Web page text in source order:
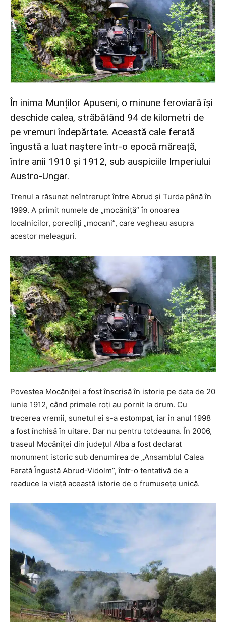
În inima Munților Apuseni, o minune feroviară își
deschide calea, străbătând 94 de kilometri de
pe vremuri îndepărtate. Această cale ferată
îngustă a luat naștere într-o epocă măreață,
între anii 1910 și 1912, sub auspiciile Imperiului
Austro-Ungar.
Trenul a răsunat neîntrerupt între Abrud și Turda până în
1999. A primit numele de „mocăniță” în onoarea
localnicilor, porecliți „mocani”, care vegheau asupra
acestor meleaguri.
Povestea Mocăniței a fost înscrisă în istorie pe data de 20
iunie 1912, când primele roți au pornit la drum. Cu
trecerea vremii, sunetul ei s-a estompat, iar în anul 1998
a fost închisă în uitare. Dar nu pentru totdeauna. În 2006,
traseul Mocăniței din județul Alba a fost declarat
monument istoric sub denumirea de „Ansamblul Calea
Ferată Îngustă Abrud-Vidolm”, într-o tentativă de a
readuce la viață această istorie de o frumusețe unică.